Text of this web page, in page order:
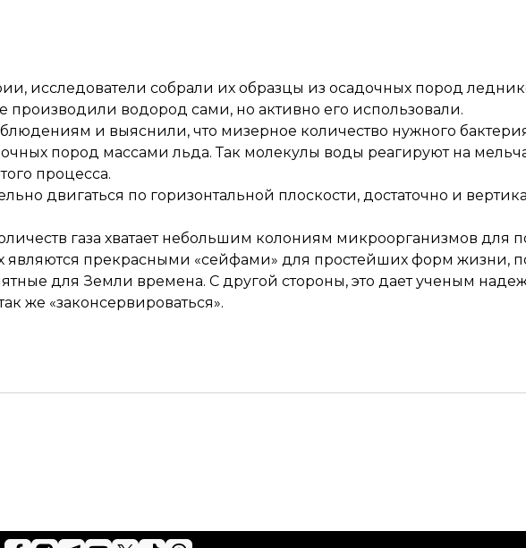
исследователи собрали их образцы из осадочных пород
производили водород сами, но активно его использовали.
и выяснили, что мизерное количество нужного
пород массами льда. Так молекулы воды реагируют на
процесса.
двигаться по горизонтальной плоскости, достаточно и
газа хватает небольшим колониям микроорганизмов для
являются прекрасными «сейфами» для простейших форм жизни,
для Земли времена. С другой стороны, это дает ученым
же «законсервироваться».